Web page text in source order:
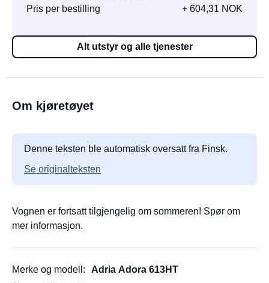
Pris per bestilling
+ 604,31 NOK
Alt utstyr og alle tjenester
Om kjøretøyet
Denne teksten ble automatisk oversatt fra Finsk.
Se originalteksten
Vognen er fortsatt tilgjengelig om sommeren! Spør om
mer informasjon.
Merke og modell
Adria Adora 613HT